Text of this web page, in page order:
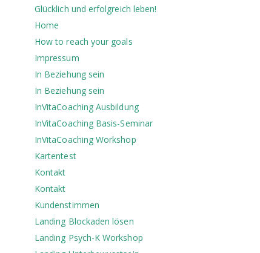
Glücklich und erfolgreich leben!
Home
How to reach your goals
Impressum
In Beziehung sein
In Beziehung sein
InVitaCoaching Ausbildung
InVitaCoaching Basis-Seminar
InVitaCoaching Workshop
Kartentest
Kontakt
Kontakt
Kundenstimmen
Landing Blockaden lösen
Landing Psych-K Workshop